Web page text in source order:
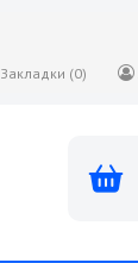
Закладки (0)